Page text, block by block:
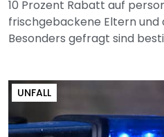
10 Prozent Rabatt auf
frischgebackene Eltern und
Besonders gefragt sind
UNFALL